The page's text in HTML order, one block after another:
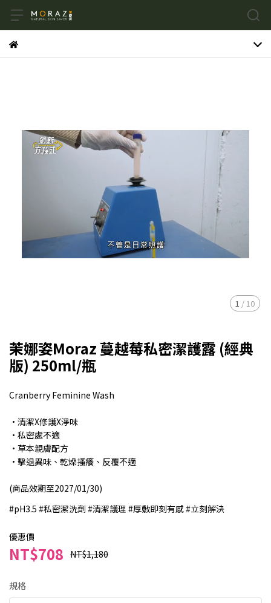
1 / 10
茉娜姿Moraz 蔓越莓私密潔護露 (經典
版) 250ml/瓶
Cranberry Feminine Wash
·清潔X修護X淨味
·私密處不適
·草本親膚配方
·擊退異味、乾燥搔癢、反覆不適
(商品效期至2027/01/30)
#pH3.5 #私密潔洗劑 #清潔護理 #厚敷即刻有感 #立刻解決
優惠價
NT$708 NT$1,180
規格